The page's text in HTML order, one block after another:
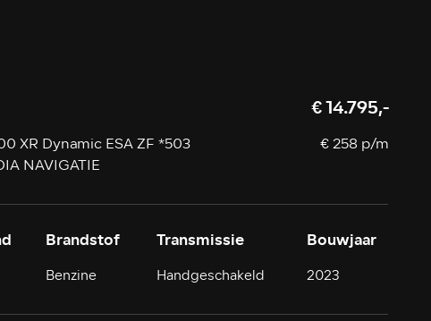
XR Dynamic ESA ZF *503
NAVIGATIE
€ 14.795,-
€ 258 p/m
Brandstof
Benzine
Transmissie
Handgeschakeld
Bouwjaar
2023